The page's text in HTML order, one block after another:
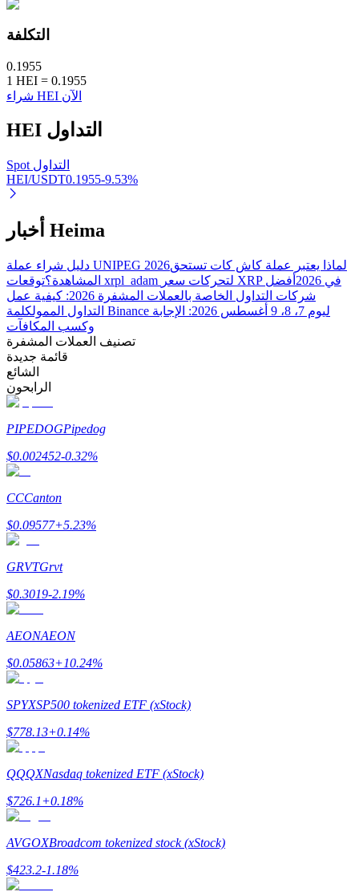
احصل على أرباح طويلة الأجل وفوائد مرنة
تعلم الستاكينغ
تعرف على كيفية كسب الدخل السلبي
Bitrue
شركاء بيترو
شركاء Bitrue
التكلفة
0.1955
1 HEI = 0.1955
شراء HEI الآن
HEI التداول
Spot التداول
HEI/USDT0.1955-9.53%
أخبار Heima
دليل شراء عملة UNIPEG 2026لماذا يعتبر عملة كاش كات تستحق
المشاهدة؟
توقعات xrpl_adam لتحركات سعر XRP في 2026
أفضل
شركات التداول الخاصة بالعملات المشفرة 2026: كيفية عمل
التداول الممولكلمة Binance ليوم 7، 8، 9 أغسطس 2026: الإجابة
وكسب المكافآت
تصنيف العملات المشفرة
قائمة جديدة
الشائع
الرابحون
PIPEDOGPipedog
$0.002452-0.32%
CCCanton
$0.09577+5.23%
GRVTGrvt
$0.3019-2.19%
AEONAEON
$0.05863+10.24%
SPYXSP500 tokenized ETF (xStock)
$778.13+0.14%
QQQXNasdaq tokenized ETF (xStock)
$726.1+0.18%
AVGOXBroadcom tokenized stock (xStock)
$423.2-1.18%